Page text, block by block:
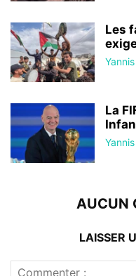
Les
Yannis
La
Yannis
AUCUN
LAISSER